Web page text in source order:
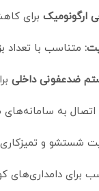
ارگونومیک برای
متناسب با تعداد
ضدعفونی داخلی
اتصال به
شستشو و
برای دامداری‌های